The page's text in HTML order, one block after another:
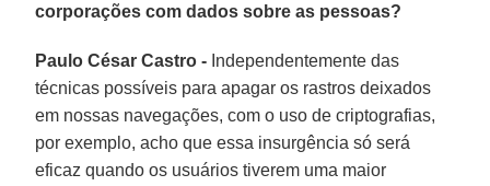
corporações com dados sobre as pessoas?
Paulo César Castro - Independentemente das
técnicas possíveis para apagar os rastros deixados
em nossas navegações, com o uso de criptografias,
por exemplo, acho que essa insurgência só será
eficaz quando os usuários tiverem uma maior